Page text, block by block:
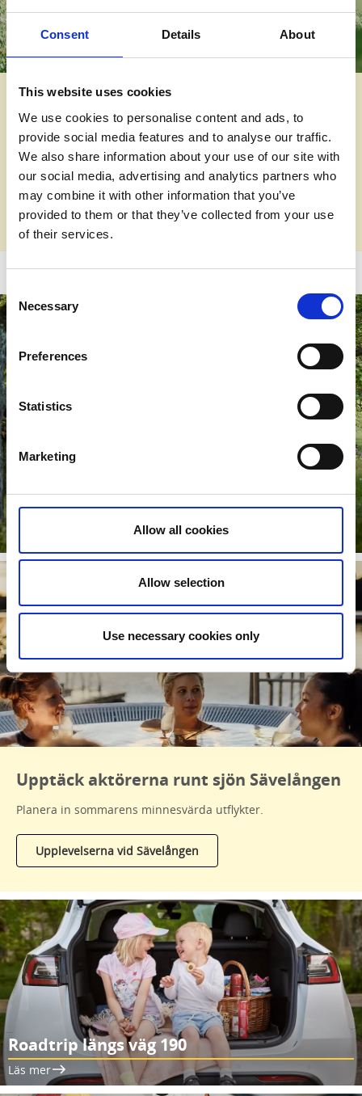
Consent Details About
This website uses cookies
We use cookies to personalise content and ads, to
provide social media features and to analyse our traffic.
We also share information about your use of our site with
our social media, advertising and analytics partners who
may combine it with other information that you’ve
provided to them or that they’ve collected from your use
of their services.
Selection
Necessary
Preferences
Statistics
Marketing
Allow all cookies
Allow selection
Use necessary cookies only
11 pocket gardens och 17 designers. Möt årets
VäxtrumsdesignerElisabeth Svalin Gunnarsonoch
inspireras i sommarens två nya pocket gardens.
Växtrum i Lerum
Ut på tur
Ljungleden
Upptäck den nya cykelleden Göteborg-Falköping.
Upptäck aktörerna runt sjön Sävelången
Planera in sommarens minnesvärda utflykter.
Upplevelserna vid Sävelången
Roadtrip längs väg 190
Läs mer